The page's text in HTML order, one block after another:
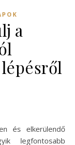
a
legfontosabb